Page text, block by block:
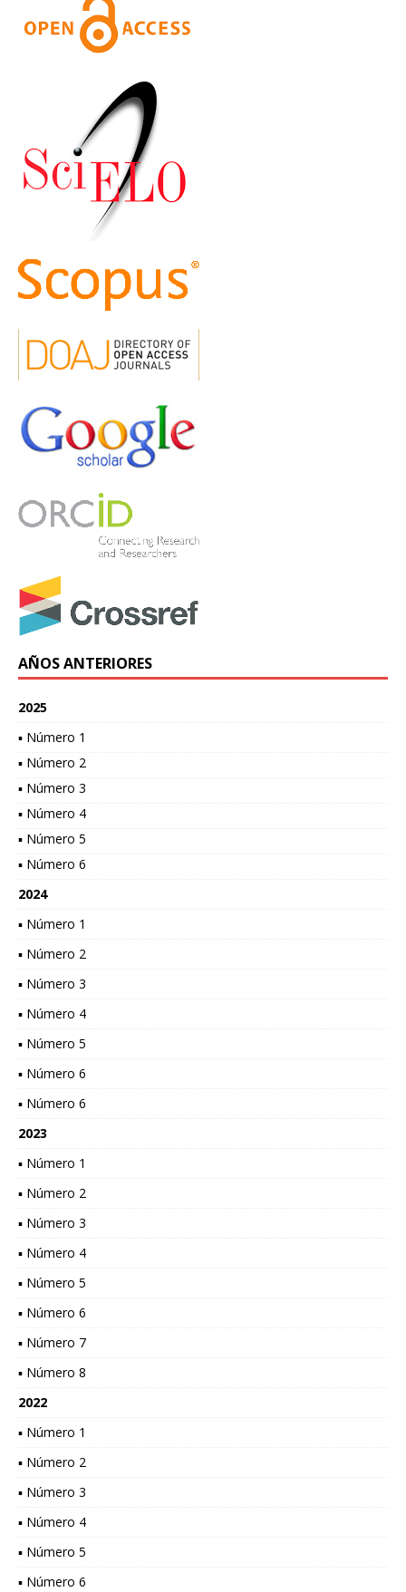
AÑOS ANTERIORES
2025
▪ Número 1
▪ Número 2
▪ Número 3
▪ Número 4
▪ Número 5
▪ Número 6
2024
▪ Número 1
▪ Número 2
▪ Número 3
▪ Número 4
▪ Número 5
▪ Número 6
▪ Número 6
2023
▪ Número 1
▪ Número 2
▪ Número 3
▪ Número 4
▪ Número 5
▪ Número 6
▪ Número 7
▪ Número 8
2022
▪ Número 1
▪ Número 2
▪ Número 3
▪ Número 4
▪ Número 5
▪ Número 6